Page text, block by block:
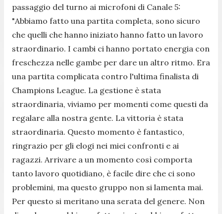
passaggio del turno ai microfoni di Canale 5:
"Abbiamo fatto una partita completa, sono sicuro
che quelli che hanno iniziato hanno fatto un lavoro
straordinario. I cambi ci hanno portato energia con
freschezza nelle gambe per dare un altro ritmo. Era
una partita complicata contro l'ultima finalista di
Champions League. La gestione è stata
straordinaria, viviamo per momenti come questi da
regalare alla nostra gente. La vittoria è stata
straordinaria. Questo momento è fantastico,
ringrazio per gli elogi nei miei confronti e ai
ragazzi. Arrivare a un momento così comporta
tanto lavoro quotidiano, è facile dire che ci sono
problemini, ma questo gruppo non si lamenta mai.
Per questo si meritano una serata del genere. Non